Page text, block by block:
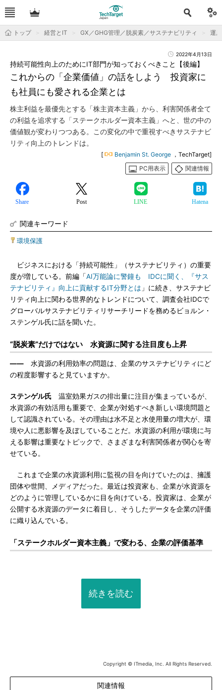
トップ 経営とIT GX／GHG管理／脱炭素／サステナビリティ 運
2022年4月13日
これからの「企業価値」の話をしよう 投資家に
も社員にも愛される企業とは
持続可能性向上のためにIT部門が知っておくべきこと【後編】
株主利益を最優先とする「株主資本主義」から、利害関係者全て
の利益を追求する「ステークホルダー資本主義」へと、世の中の
価値観が変わりつつある。この変化の中で重視すべきサステナビ
リティ向上のトレンドは。
[ Benjamin St. George ，TechTarget]
PC用表示
関連情報
Share Post LINE Hatena
関連キーワード
環境保護
ビジネスにおける「持続可能性」（サステナビリティ）の重要
度が増している。前編「AI万能論に警鐘も IDCに聞く、『サス
テナビリティ』向上に貢献するIT分野とは 」に続き、サステナビ
リティ向上に関わる世界的なトレンドについて、調査会社IDCで
グローバルサステナビリティリサーチリードを務めるビョルン・
ステンゲル氏に話を聞いた。
“脱炭素”だけではない 水資源に関する注目度も上昇
―― 水資源の利用効率の問題は、企業のサステナビリティにど
の程度影響すると見ていますか。
ステンゲル氏 温室効果ガスの排出量に注目が集まっているが、
水資源の有効活用も重要で、企業が対処すべき新しい環境問題と
して認識されている。その理由は水不足と水使用量の増大が、環
境や人に悪影響を及ぼしていることだ。水資源の利用が環境に与
える影響は重要なトピックで、さまざまな利害関係者が関心を寄
せている。
これまで企業の水資源利用に監視の目を向けていたのは、擁護
団体や世間、メディアだった。最近は投資家も、企業が水資源を
どのように管理しているかに目を向けている。投資家は、企業が
公開する水資源のデータに着目し、そうしたデータを企業の評価
に織り込んでいる。
「ステークホルダー資本主義」で変わる、企業の評価基準
続きを読む
Copyright © ITmedia, Inc. All Rights Reserved.
関連情報